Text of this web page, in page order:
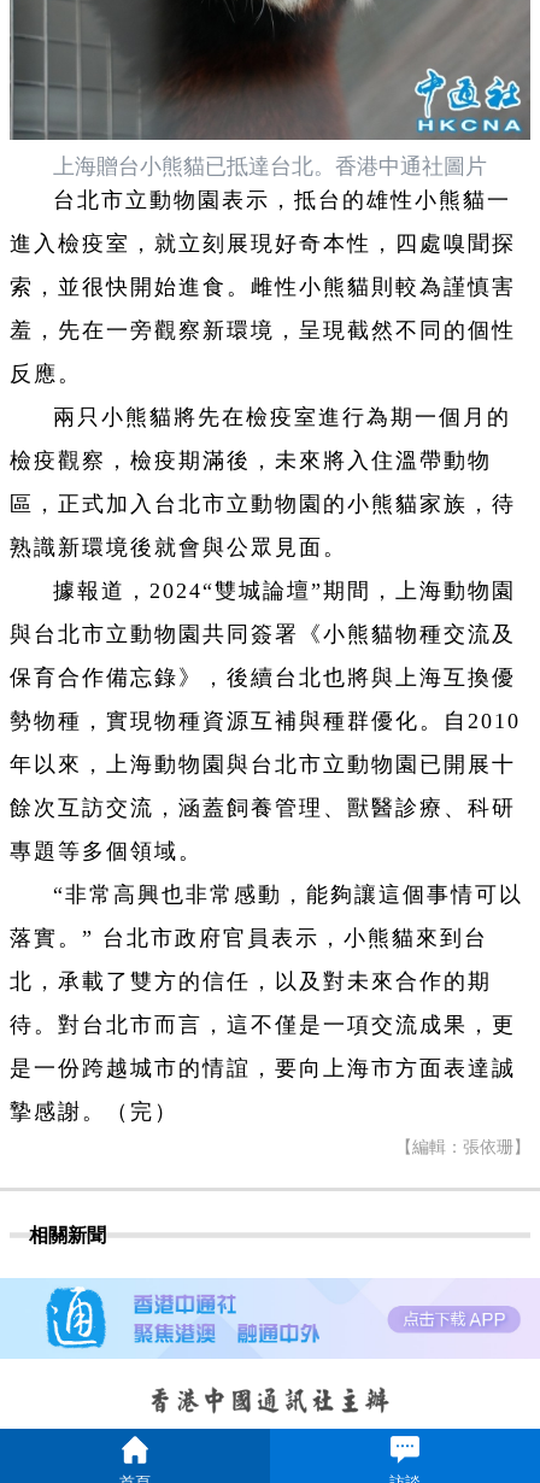
上海贈台小熊貓已抵達台北。香港中通社圖片
台北市立動物園表示，抵台的雄性小熊貓一
進入檢疫室，就立刻展現好奇本性，四處嗅聞探
索，並很快開始進食。雌性小熊貓則較為謹慎害
羞，先在一旁觀察新環境，呈現截然不同的個性
反應。
兩只小熊貓將先在檢疫室進行為期一個月的
檢疫觀察，檢疫期滿後，未來將入住溫帶動物
區，正式加入台北市立動物園的小熊貓家族，待
熟識新環境後就會與公眾見面。
據報道，2024“雙城論壇”期間，上海動物園
與台北市立動物園共同簽署《小熊貓物種交流及
保育合作備忘錄》，後續台北也將與上海互換優
勢物種，實現物種資源互補與種群優化。自2010
年以來，上海動物園與台北市立動物園已開展十
餘次互訪交流，涵蓋飼養管理、獸醫診療、科研
專題等多個領域。
“非常高興也非常感動，能夠讓這個事情可以
落實。” 台北市政府官員表示，小熊貓來到台
北，承載了雙方的信任，以及對未來合作的期
待。對台北市而言，這不僅是一項交流成果，更
是一份跨越城市的情誼，要向上海市方面表達誠
摯感謝。（完）
【編輯：張依珊】
相關新聞